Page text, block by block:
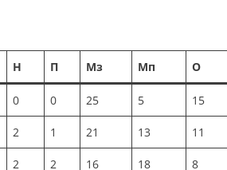
Н П Мз Мп О
0 0 25 5 15
2 1 21 13 11
2 2 16 18 8